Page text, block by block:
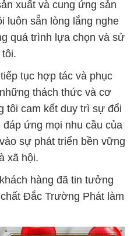
xuất và cung ứng sản
luôn sẵn lòng lắng nghe
quá trình lựa chọn và sử
tục hợp tác và phục
thách thức và cơ
tôi cam kết duy trì sự đổi
ứng mọi nhu cầu của
sự phát triển bền vững
xã hội.
hàng đã tin tưởng
Đắc Trường Phát làm